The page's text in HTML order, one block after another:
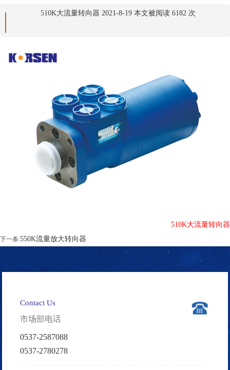
510K大流量转向器 2021-8-19 本文被阅读 6182 次
510K大流量转向器
下一条:550K流量放大转向器
Contact Us
市场部电话
0537-2587088
0537-2780278